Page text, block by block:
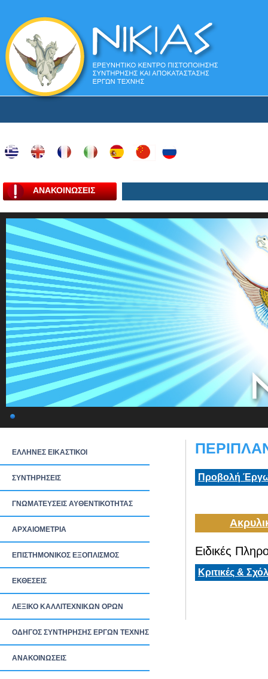
ΑΝΑΚΟΙΝΩΣΕΙΣ
ΕΛΛΗΝΕΣ ΕΙΚΑΣΤΙΚΟΙ
ΣΥΝΤΗΡΗΣΕΙΣ
ΓΝΩΜΑΤΕΥΣΕΙΣ ΑΥΘΕΝΤΙΚΟΤΗΤΑΣ
ΑΡΧΑΙΟΜΕΤΡΙΑ
ΕΠΙΣΤΗΜΟΝΙΚΟΣ ΕΞΟΠΛΙΣΜΟΣ
ΕΚΘΕΣΕΙΣ
ΛΕΞΙΚΟ ΚΑΛΛΙΤΕΧΝΙΚΩΝ ΟΡΩΝ
ΟΔΗΓΟΣ ΣΥΝΤΗΡΗΣΗΣ ΕΡΓΩΝ ΤΕΧΝΗΣ
ΑΝΑΚΟΙΝΩΣΕΙΣ
Προβολή
Ειδικές
Κριτικές &